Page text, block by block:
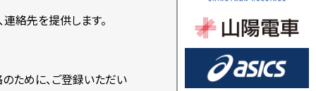
絡先を提供します。
ために、ご登録いただい